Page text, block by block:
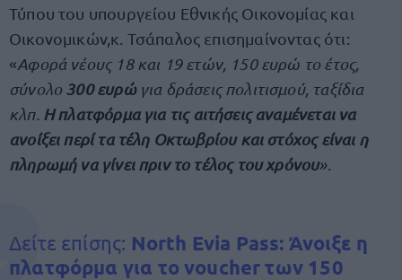
Τύπου του υπουργείου Εθνικής Οικονομίας και
Οικονομικών,κ. Τσάπαλος επισημαίνοντας ότι:
«Αφορά νέους 18 και 19 ετών, 150 ευρώ το έτος,
σύνολο 300 ευρώγια δράσεις πολιτισμού, ταξίδια
κλπ. Η πλατφόρμα για τις αιτήσεις αναμένεται να
ανοίξει περί τα τέλη Οκτωβρίου και στόχος είναι η
πληρωμή να γίνει πριν το τέλος του χρόνου».
Δείτε επίσης: North Evia Pass: Άνοιξε η
πλατφόρμα για το voucher των 150